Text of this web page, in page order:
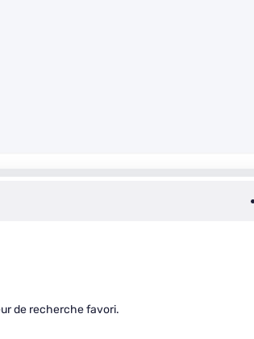
de recherche favori.